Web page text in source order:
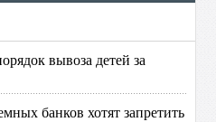
вывоза детей за
банков хотят запретить